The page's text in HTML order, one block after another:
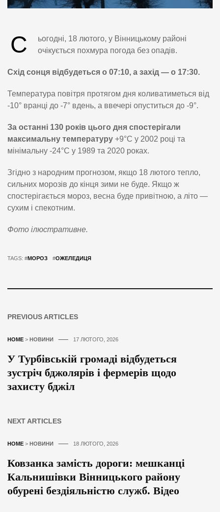
С
ьогодні, 18 лютого, у Вінницькому районі
очікується похмура погода без опадів.
Схід сонця відбудеться о 07:10, а захід — о 17:30.
Температура повітря протягом дня коливатиметься від
-10° вранці до -7° вдень, а ввечері опуститься до -9°.
За останні 130 років цього дня спостерігали
максимальну температуру +9°C у 2002 році та
мінімальну -24°C у 1989 та 2020 роках.
Згідно з народним прогнозом, якщо 18 лютого тепло,
сильних морозів до кінця зими не буде. Якщо ж
спостерігається мороз, весна буде привітною, а літо —
сухим і спекотним.
Фото ілюстративне.
TAGS: #МОРОЗ #ОЖЕЛЕДИЦЯ
PREVIOUS ARTICLES
HOME > НОВИНИ 17 ЛЮТОГО, 2026
У Турбівській громаді відбудеться
зустріч бджолярів і фермерів щодо
захисту бджіл
NEXT ARTICLES
HOME > НОВИНИ 18 ЛЮТОГО, 2026
Ковзанка замість дороги: мешканці
Кальнишівки Вінницького району
обурені бездіяльністю служб. Відео